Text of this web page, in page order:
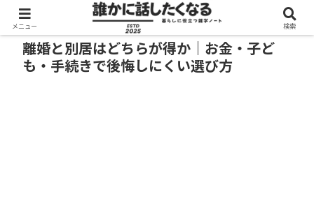
離婚と別居はどちらが得か｜お金・子ど
も・手続きで後悔しにくい選び方
メニュー 検索